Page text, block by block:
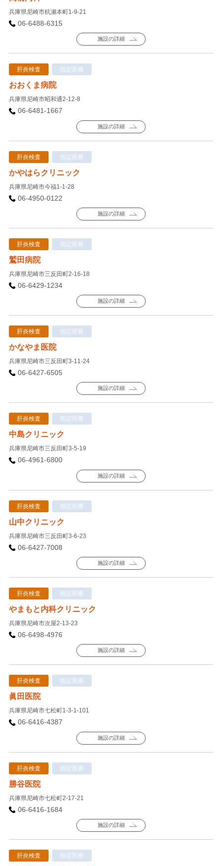
兵庫県尼崎市杭瀬本町1-9-21
06-6488-6315
施設の詳細
肝炎検査 指定医療
おおくま病院
兵庫県尼崎市昭和通2-12-8
06-6481-1667
施設の詳細
肝炎検査 指定医療
かやはらクリニック
兵庫県尼崎市今福1-1-28
06-4950-0122
施設の詳細
肝炎検査 指定医療
鷲田病院
兵庫県尼崎市三反田町2-16-18
06-6429-1234
施設の詳細
肝炎検査 指定医療
かなやま医院
兵庫県尼崎市三反田町3-11-24
06-6427-6505
施設の詳細
肝炎検査 指定医療
中島クリニック
兵庫県尼崎市三反田町3-5-19
06-4961-6800
施設の詳細
肝炎検査 指定医療
山中クリニック
兵庫県尼崎市三反田町3-6-23
06-6427-7008
施設の詳細
肝炎検査 指定医療
やまもと内科クリニック
兵庫県尼崎市次屋2-13-23
06-6498-4976
施設の詳細
肝炎検査 指定医療
眞田医院
兵庫県尼崎市七松町1-3-1-101
06-6416-4387
施設の詳細
肝炎検査 指定医療
勝谷医院
兵庫県尼崎市七松町2-17-21
06-6416-1684
施設の詳細
肝炎検査 指定医療